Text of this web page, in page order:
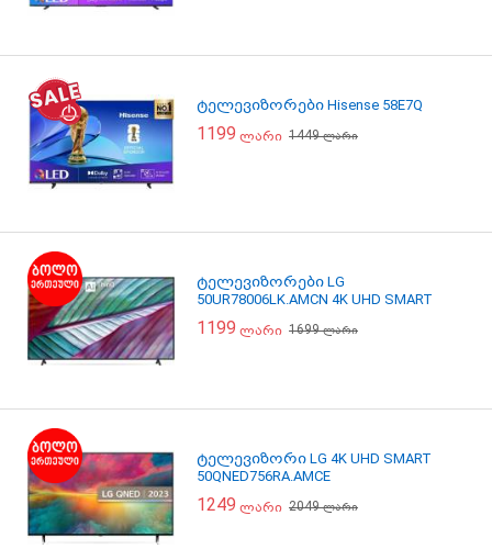
ტელევიზორები Hisense 58E7Q
1199 ლარი 1449ლარი
ტელევიზორები LG
50UR78006LK.AMCN 4K UHD SMART
1199 ლარი 1699ლარი
ტელევიზორი LG 4K UHD SMART
50QNED756RA.AMCE
1249 ლარი 2049ლარი